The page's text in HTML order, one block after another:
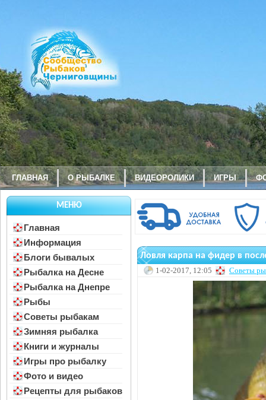
ГЛАВНАЯ О РЫБАЛКЕ ВИДЕОРОЛИКИ ИГРЫ
МЕНЮ
Главная
Информация
Блоги бывалых
Рыбалка на Десне
Рыбалка на Днепре
Рыбы
Советы рыбакам
Зимняя рыбалка
Книги и журналы
Игры про рыбалку
Фото и видео
Рецепты для рыбаков
Ловля карпа на фидер в
1-02-2017, 12:05 Советы